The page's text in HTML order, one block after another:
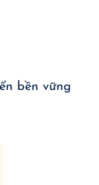
bền vững